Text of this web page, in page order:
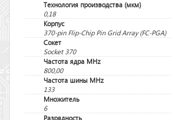
Технология производства (мкм)
0,18
Корпус
370-pin Flip-Chip Pin Grid Array (FC-PGA)
Сокет
Socket 370
Частота ядра MHz
800,00
Частота шины MHz
133
Множитель
6
Разрядность